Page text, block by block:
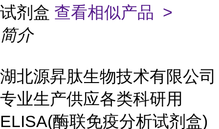
试剂盒 查看相似产品 >
简介
湖北源昇肽生物技术有限公司
专业生产供应各类科研用
ELISA(酶联免疫分析试剂盒)